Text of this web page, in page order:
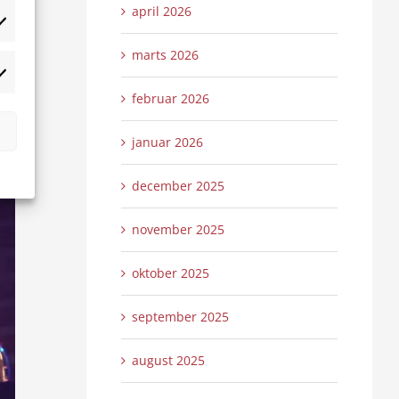
april 2026
marts 2026
februar 2026
januar 2026
december 2025
november 2025
oktober 2025
september 2025
august 2025